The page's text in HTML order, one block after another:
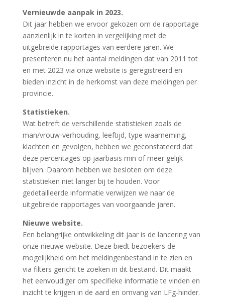
Vernieuwde aanpak in 2023.
Dit jaar hebben we ervoor gekozen om de rapportage
aanzienlijk in te korten in vergelijking met de
uitgebreide rapportages van eerdere jaren. We
presenteren nu het aantal meldingen dat van 2011 tot
en met 2023 via onze website is geregistreerd en
bieden inzicht in de herkomst van deze meldingen per
provincie.
Statistieken.
Wat betreft de verschillende statistieken zoals de
man/vrouw-verhouding, leeftijd, type waarneming,
klachten en gevolgen, hebben we geconstateerd dat
deze percentages op jaarbasis min of meer gelijk
blijven. Daarom hebben we besloten om deze
statistieken niet langer bij te houden. Voor
gedetailleerde informatie verwijzen we naar de
uitgebreide rapportages van voorgaande jaren.
Nieuwe website.
Een belangrijke ontwikkeling dit jaar is de lancering van
onze nieuwe website. Deze biedt bezoekers de
mogelijkheid om het meldingenbestand in te zien en
via filters gericht te zoeken in dit bestand. Dit maakt
het eenvoudiger om specifieke informatie te vinden en
inzicht te krijgen in de aard en omvang van LFg-hinder.